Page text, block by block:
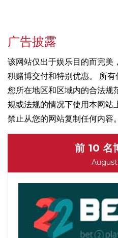
广告披露
该网站仅出于娱乐目的而完美
积赌博交付和特别优惠。 所
您所在地区和区域内的合法规
规或法规的情况下使用本网站
禁止从您的网站复制任何内容。
前 10 名